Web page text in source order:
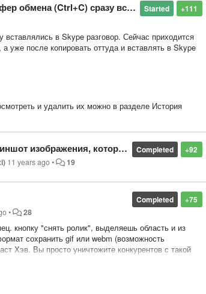
+111
Started
вставлялись в Skype разговор.
в Skype разговор. Сейчас приходится
уже после копировать оттуда и вставлять в Skype
и удалить их можно в разделе История
+92
Completed
часто нужно, а делать несколько скриншотов неудобно.
11 years ago• 19
+75
Completed
• 28
кнопку "снять ролик", выделяешь область и из
сохранить gif или webm (возможность
Хэв. Вы просто уничтожите конкурентов с такой